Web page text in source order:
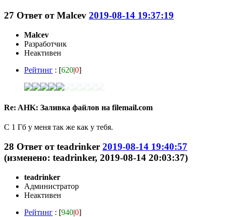
27 Ответ отMalcev 2019-08-14 19:37:19
Malcev
Разработчик
Неактивен
Рейтинг : [620|0]
Re: AHK: Заливка файлов на filemail.com
С 1 Гб у меня так же как у тебя.
28 Ответ отteadrinker 2019-08-14 19:40:57
(изменено: teadrinker, 2019-08-14 20:03:37)
teadrinker
Администратор
Неактивен
Рейтинг : [940|0]